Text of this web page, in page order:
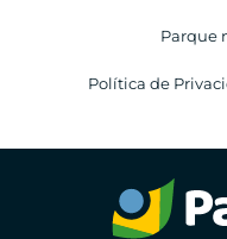
Parque
Política de